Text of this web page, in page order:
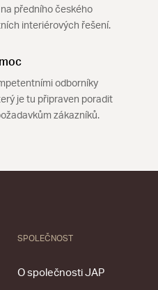
předního českého
interiérových řešení.
odborníky
je tu připraven poradit
zákazníků.
SPOLEČNOST
O společnosti JAP